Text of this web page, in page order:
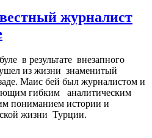
журналист
в результате внезапного
из жизни знаменитый
Маис бей был журналистом и
гибким аналитическим
пониманием истории и
жизни Турции.